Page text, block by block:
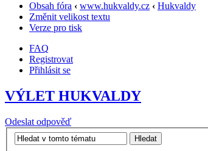
Obsah fóra ‹ www.hukvaldy.cz ‹ Hukvaldy
Změnit velikost textu
Verze pro tisk
FAQ
Registrovat
Přihlásit se
VÝLET HUKVALDY
Odeslat odpověď